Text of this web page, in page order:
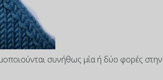
συνήθως μία ή δύο φορές στην